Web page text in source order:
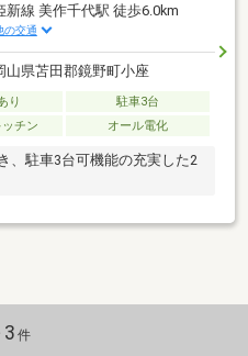
新線 美作千代駅 徒歩6.0km
の交通
山県苫田郡鏡野町小座
り
駐車3台
チン オール電化
、駐車3台可機能の充実した2
3 件